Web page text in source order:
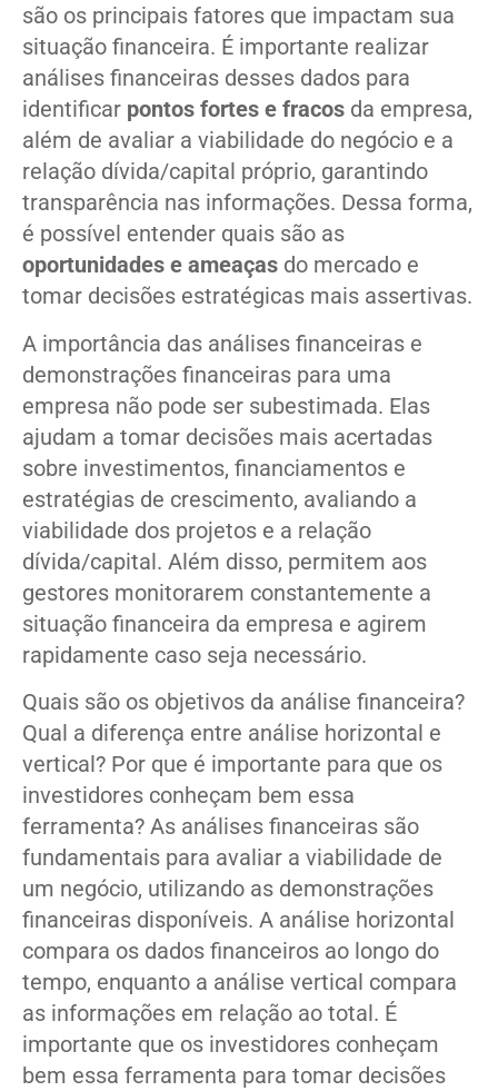
são os principais fatores que impactam sua
situação financeira. É importante realizar
análises financeiras desses dados para
identificar pontos fortes e fracos da empresa,
além de avaliar a viabilidade do negócio e a
relação dívida/capital próprio, garantindo
transparência nas informações. Dessa forma,
é possível entender quais são as
oportunidades e ameaças do mercado e
tomar decisões estratégicas mais assertivas.
A importância das análises financeiras e
demonstrações financeiras para uma
empresa não pode ser subestimada. Elas
ajudam a tomar decisões mais acertadas
sobre investimentos, financiamentos e
estratégias de crescimento, avaliando a
viabilidade dos projetos e a relação
dívida/capital. Além disso, permitem aos
gestores monitorarem constantemente a
situação financeira da empresa e agirem
rapidamente caso seja necessário.
Quais são os objetivos da análise financeira?
Qual a diferença entre análise horizontal e
vertical? Por que é importante para que os
investidores conheçam bem essa
ferramenta? As análises financeiras são
fundamentais para avaliar a viabilidade de
um negócio, utilizando as demonstrações
financeiras disponíveis. A análise horizontal
compara os dados financeiros ao longo do
tempo, enquanto a análise vertical compara
as informações em relação ao total. É
importante que os investidores conheçam
bem essa ferramenta para tomar decisões